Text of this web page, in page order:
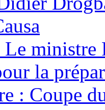
ministre
la